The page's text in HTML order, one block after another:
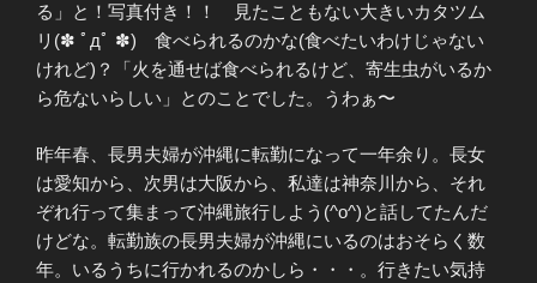
る」と！写真付き！！ 見たこともない大きいカタツム
リ(✽ ﾟдﾟ ✽) 食べられるのかな(食べたいわけじゃない
けれど)？「火を通せば食べられるけど、寄生虫がいるか
ら危ないらしい」とのことでした。うわぁ〜
昨年春、長男夫婦が沖縄に転勤になって一年余り。長女
は愛知から、次男は大阪から、私達は神奈川から、それ
ぞれ行って集まって沖縄旅行しよう(^o^)と話してたんだ
けどな。転勤族の長男夫婦が沖縄にいるのはおそらく数
年。いるうちに行かれるのかしら・・・。行きたい気持